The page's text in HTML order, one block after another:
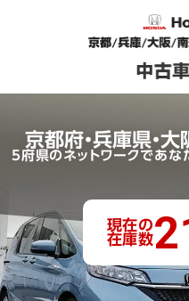
京都府・兵庫県・
5府県のネットワークであな
現在の
在庫数